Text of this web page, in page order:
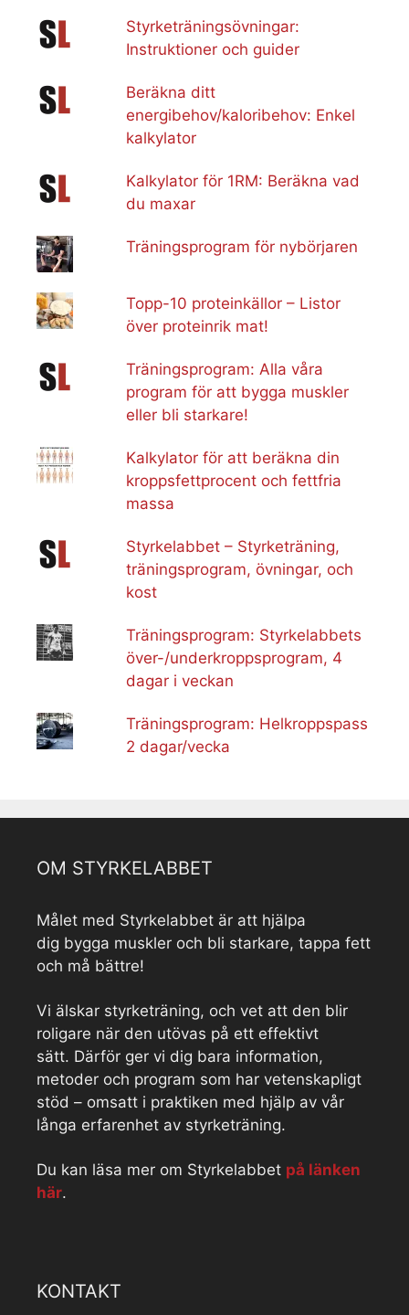
Styrketräningsövningar:
Instruktioner och guider
Beräkna ditt
energibehov/kaloribehov: Enkel
kalkylator
Kalkylator för 1RM: Beräkna vad
du maxar
Träningsprogram för nybörjaren
Topp-10 proteinkällor – Listor
över proteinrik mat!
Träningsprogram: Alla våra
program för att bygga muskler
eller bli starkare!
Kalkylator för att beräkna din
kroppsfettprocent och fettfria
massa
Styrkelabbet – Styrketräning,
träningsprogram, övningar, och
kost
Träningsprogram: Styrkelabbets
över-/underkroppsprogram, 4
dagar i veckan
Träningsprogram: Helkroppspass
2 dagar/vecka
OM STYRKELABBET
Målet med Styrkelabbet är att hjälpa
dig bygga muskler och bli starkare, tappa fett
och må bättre!
Vi älskar styrketräning, och vet att den blir
roligare när den utövas på ett effektivt
sätt. Därför ger vi dig bara information,
metoder och program som har vetenskapligt
stöd – omsatt i praktiken med hjälp av vår
långa erfarenhet av styrketräning.
Du kan läsa mer om Styrkelabbet på länken
här.
KONTAKT